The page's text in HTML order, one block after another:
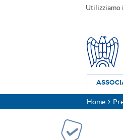
Utilizziamo
Home